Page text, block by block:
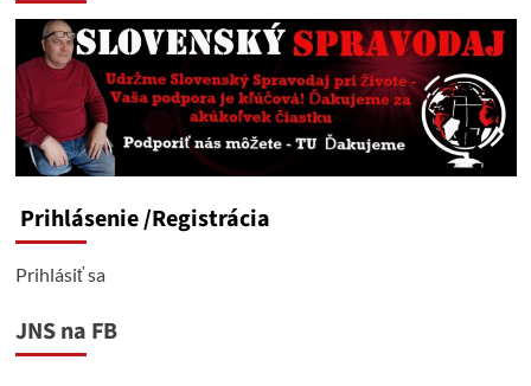
Prihlásenie/Registrácia
Prihlásiť sa
JNS na FB